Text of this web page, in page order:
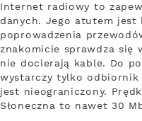
Internet radiowy to
danych. Jego atutem jest
poprowadzenia
znakomicie sprawdza
nie docierają kable. Do
wystarczy tylko
jest nieograniczony.
Słoneczna to nawet 30